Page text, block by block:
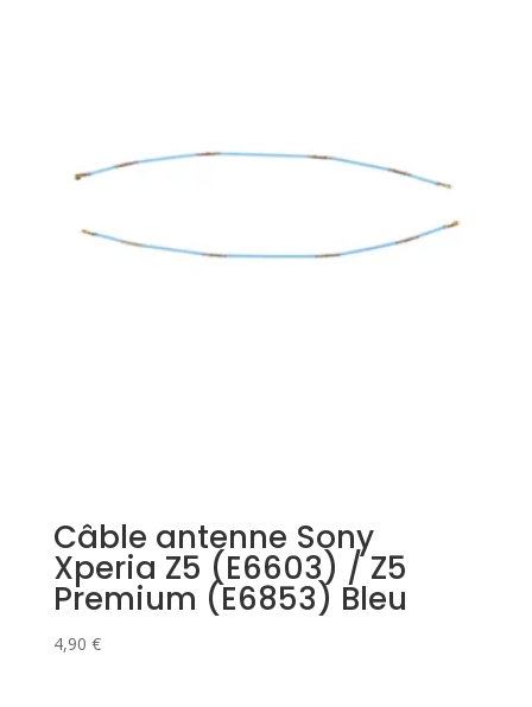
Câble antenne Sony
Xperia Z5 (E6603) / Z5
Premium (E6853) Bleu
4,90 €